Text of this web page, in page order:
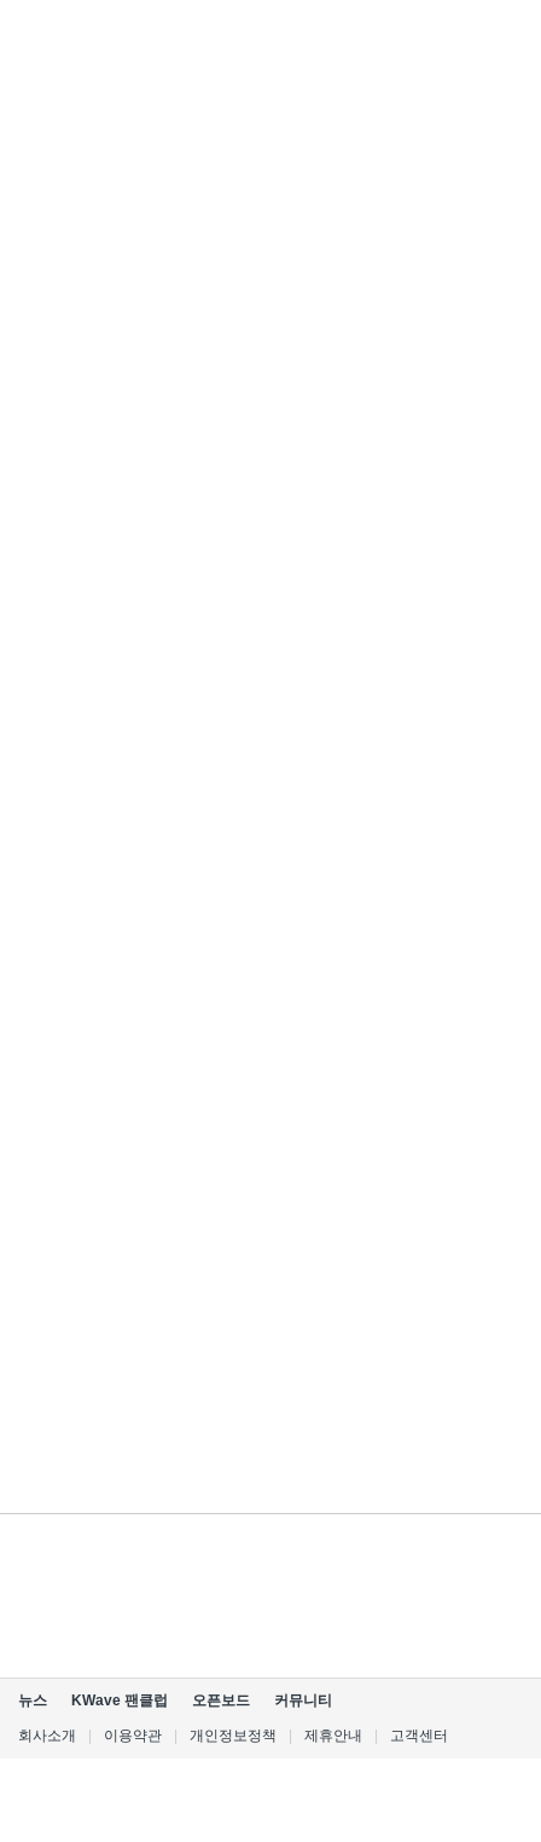
뉴스 KWave 팬클럽 오픈보드 커뮤니티
회사소개 이용약관 개인정보정책 제휴안내 고객센터